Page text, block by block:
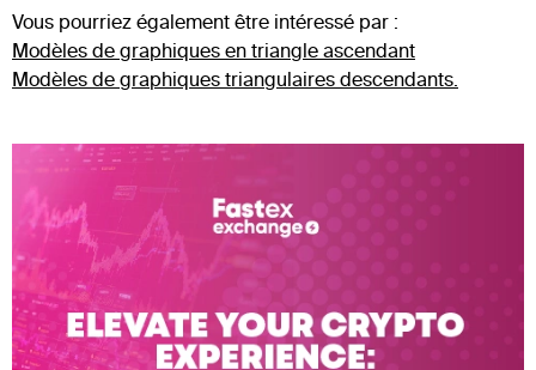
Vous pourriez également être intéressé par :
Modèles de graphiques en triangle ascendant
Modèles de graphiques triangulaires descendants.